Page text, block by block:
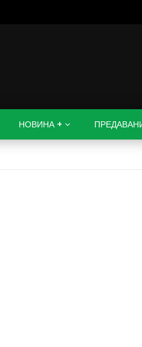
НОВИНА +